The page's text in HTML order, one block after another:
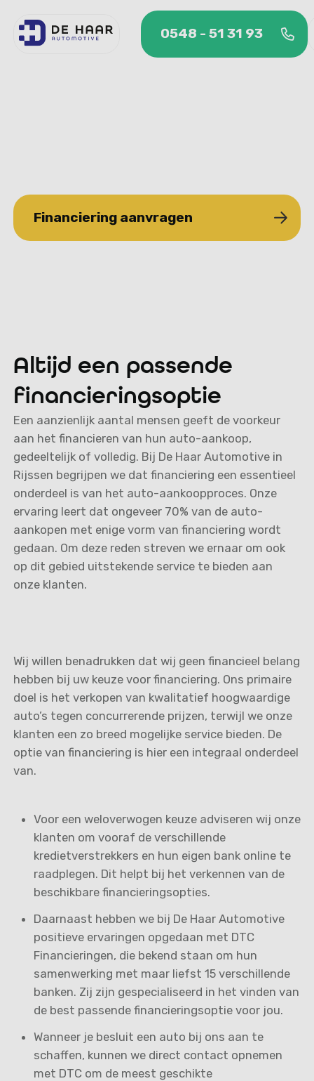
0548 - 51 31 93
Financiering aanvragen
Altijd een passende
financieringsoptie
Een aanzienlijk aantal mensen geeft de voorkeur
aan het financieren van hun auto-aankoop,
gedeeltelijk of volledig. Bij De Haar Automotive in
Rijssen begrijpen we dat financiering een essentieel
onderdeel is van het auto-aankoopproces. Onze
ervaring leert dat ongeveer 70% van de auto-
aankopen met enige vorm van financiering wordt
gedaan. Om deze reden streven we ernaar om ook
op dit gebied uitstekende service te bieden aan
onze klanten.
Wij willen benadrukken dat wij geen financieel belang
hebben bij uw keuze voor financiering. Ons primaire
doel is het verkopen van kwalitatief hoogwaardige
auto’s tegen concurrerende prijzen, terwijl we onze
klanten een zo breed mogelijke service bieden. De
optie van financiering is hier een integraal onderdeel
van.
Voor een weloverwogen keuze adviseren wij onze
klanten om vooraf de verschillende
kredietverstrekkers en hun eigen bank online te
raadplegen. Dit helpt bij het verkennen van de
beschikbare financieringsopties.
Daarnaast hebben we bij De Haar Automotive
positieve ervaringen opgedaan met DTC
Financieringen, die bekend staan om hun
samenwerking met maar liefst 15 verschillende
banken. Zij zijn gespecialiseerd in het vinden van
de best passende financieringsoptie voor jou.
Wanneer je besluit een auto bij ons aan te
schaffen, kunnen we direct contact opnemen
met DTC om de meest geschikte